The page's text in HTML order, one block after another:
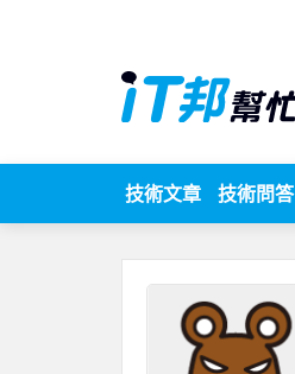
技術文章 技術問答